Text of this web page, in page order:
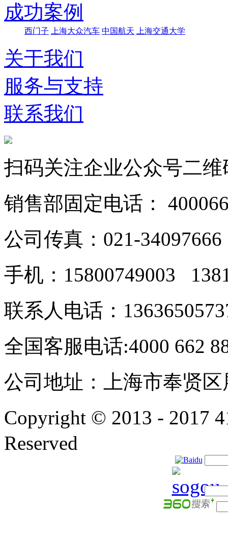
成功案例
西门子 上海大众汽车 中国航天 上海交通大学
关于我们
服务与支持
联系我们
扫码关注企业公众号二维
销售部固定电话：
公司传真：021-34097666
手机：15800749003
联系人电话：
全国客服电话:4000 662
公司地址：上海市奉贤区
Copyright © 2013 - 2017
Reserved